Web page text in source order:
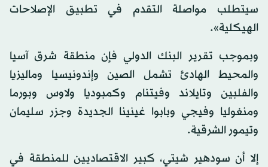
سيتطلب مواصلة التقدم في تطبيق الإصلاحات
الهيكلية».
وبموجب تقرير البنك الدولي فإن منطقة شرق آسيا
والمحيط الهادئ تشمل الصين وإندونيسيا وماليزيا
والفلبين وتايلاند وفيتنام وكمبوديا ولاوس وبورما
ومنغوليا وفيجي وبابوا غينينا الجديدة وجزر سليمان
وتيمور الشرقية.
إلا أن سودهير شيتي، كبير الاقتصاديين للمنطقة في